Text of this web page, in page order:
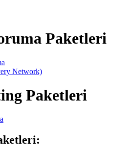
Paketleri
Network)
Paketleri